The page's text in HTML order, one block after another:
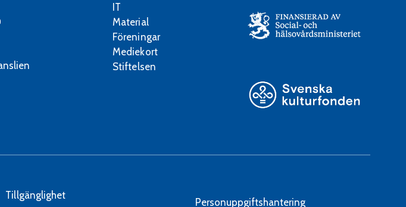
IT
Material
Föreningar
Mediekort
Stiftelsen
Tillgänglighet
Personuppgiftshantering